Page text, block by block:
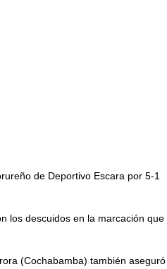
de Deportivo Escara por 5-1
los descuidos en la marcación que
(Cochabamba) también aseguró